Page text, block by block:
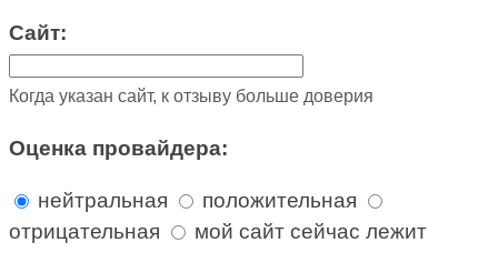
Сайт:
Когда указан сайт, к отзыву больше доверия
Оценка провайдера:
нейтральная
положительная
отрицательная
мой сайт сейчас лежит